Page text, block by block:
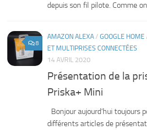
depuis son fil pilote. Comme
8
AMAZON ALEXA/ GOOGLE HOME
ET MULTIPRISES CONNECTÉES
14 AVRIL 2020
Présentation de la
Priska+ Mini
Bonjour aujourd’hui toujours
différents articles de